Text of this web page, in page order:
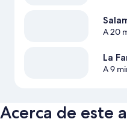
A 20
La
A 9
Acerca de este